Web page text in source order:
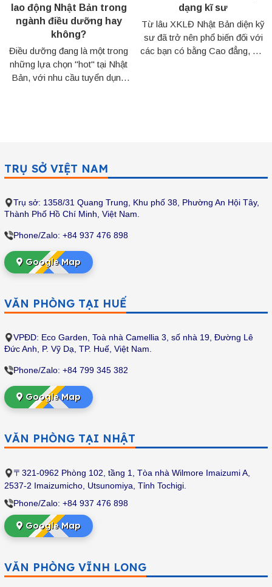
lao động Nhật Bản trong
ngành điều dưỡng hay
không?
Điều dưỡng đang là một trong
những lựa chọn "hot" tại Nhật
Bản, với nhu cầu tuyển dụng
dạng kĩ sư
Từ lâu XKLĐ Nhật Bản diện kỹ
sư đã trở nên phổ biến đối với
các bạn có bằng Cao đẳng, Đại
TRỤ SỞ VIỆT NAM
Trụ sở: 1358/31 Quang Trung, Khu phố 38, Phường An Hội Tây,
Thành Phố Hồ Chí Minh , Việt Nam.
Phone/Zalo: +84 937 476 898
Google Map
VĂN PHÒNG TẠI HUẾ
VPĐD: Eco Garden, Toà nhà Camellia 3, số nhà 19, Đường Lê
Đức Anh, P. Vỹ Dạ, TP. Huế, Việt Nam.
Phone/Zalo: +84 799 345 382
Google Map
VĂN PHÒNG TẠI NHẬT
〒321-0962 Phòng 102, tầng 1, Tòa nhà Wilmore Imaizumi A,
2537-2 Imaizumicho, Utsunomiya, Tỉnh Tochigi.
Phone/Zalo: +84 937 476 898
Google Map
VĂN PHÒNG VĨNH LONG